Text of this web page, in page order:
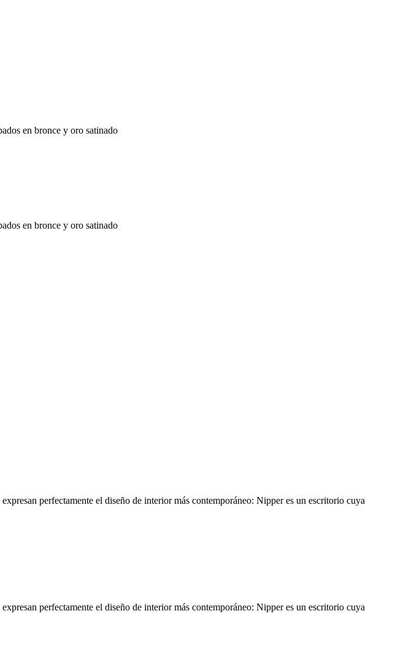
en bronce y oro satinado
en bronce y oro satinado
perfectamente el diseño de interior más contemporáneo: Nipper es un escritorio cuya
perfectamente el diseño de interior más contemporáneo: Nipper es un escritorio cuya